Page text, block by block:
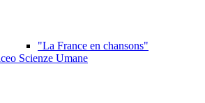
"La France en chansons"
Scienze Umane